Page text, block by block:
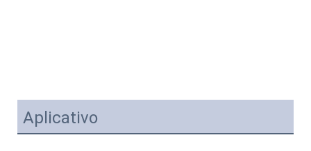
Aplicativo